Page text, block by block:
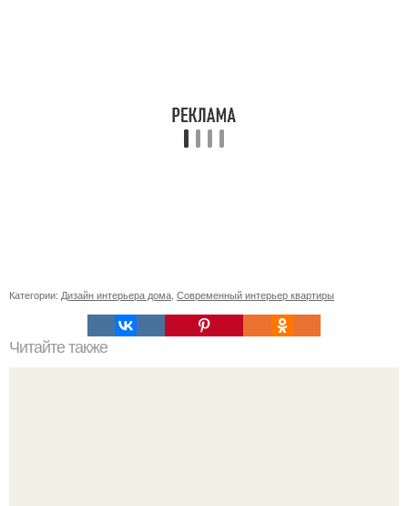
Категории: Дизайн интерьера дома Современный интерьер квартиры
Читайте также